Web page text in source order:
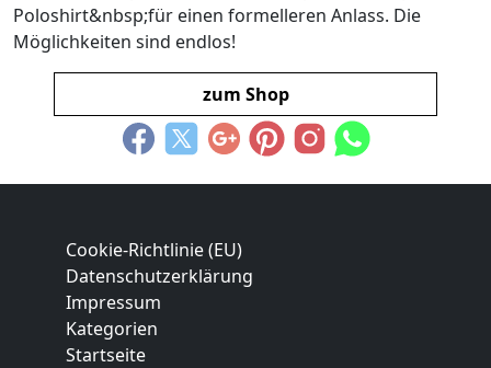
Poloshirt&nbsp;für einen formelleren Anlass. Die
Möglichkeiten sind endlos!
zum Shop
Cookie-Richtlinie (EU)
Datenschutzerklärung
Impressum
Kategorien
Startseite